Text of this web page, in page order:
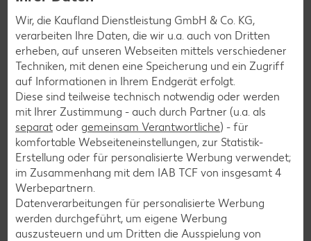
Teig-Tascherl in der Butter-Paniermehl-Mischung
schwenken, auf Teller anrichten und mit Salat
servieren.
Zurück zur Übersicht
Weitere interessante
Rezeptkategorien
Wir, die Kaufland Dienstleistung GmbH & Co. KG,
verarbeiten Ihre Daten, die wir u.a. auch von Dritten
erheben, auf unseren Webseiten mittels verschiedener
Techniken, mit denen eine Speicherung und ein Zugriff
auf Informationen in Ihrem Endgerät erfolgt.
Diese sind teilweise technisch notwendig oder werden
mit Ihrer Zustimmung - auch durch Partner (u.a. als
separat oder gemeinsam Verantwortliche) - für
komfortable Webseiteneinstellungen, zur Statistik-
Erstellung oder für personalisierte Werbung verwendet;
im Zusammenhang mit dem IAB TCF von insgesamt 4
Werbepartnern.
Datenverarbeitungen für personalisierte Werbung
werden durchgeführt, um eigene Werbung
auszusteuern und um Dritten die Ausspielung von